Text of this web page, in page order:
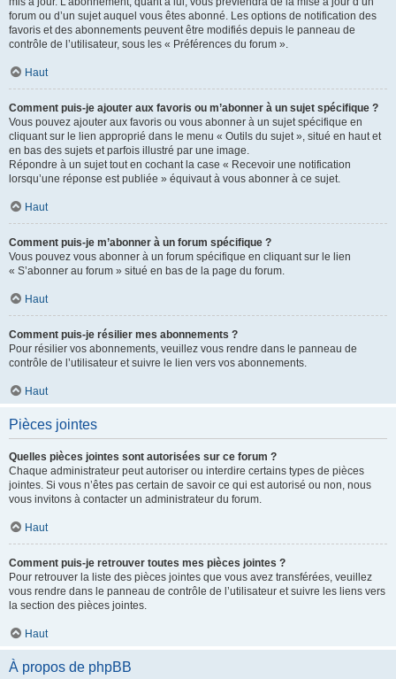
forum ou d’un sujet auquel vous êtes abonné. Les options de notification des
favoris et des abonnements peuvent être modifiés depuis le panneau de
contrôle de l’utilisateur, sous les « Préférences du forum ».
Haut
Comment puis-je ajouter aux favoris ou m’abonner à un sujet spécifique ?
Vous pouvez ajouter aux favoris ou vous abonner à un sujet spécifique en
cliquant sur le lien approprié dans le menu « Outils du sujet », situé en haut et
en bas des sujets et parfois illustré par une image.
Répondre à un sujet tout en cochant la case « Recevoir une notification
lorsqu’une réponse est publiée » équivaut à vous abonner à ce sujet.
Haut
Comment puis-je m’abonner à un forum spécifique ?
Vous pouvez vous abonner à un forum spécifique en cliquant sur le lien
« S’abonner au forum » situé en bas de la page du forum.
Haut
Comment puis-je résilier mes abonnements ?
Pour résilier vos abonnements, veuillez vous rendre dans le panneau de
contrôle de l’utilisateur et suivre le lien vers vos abonnements.
Haut
Pièces jointes
Quelles pièces jointes sont autorisées sur ce forum ?
Chaque administrateur peut autoriser ou interdire certains types de pièces
jointes. Si vous n’êtes pas certain de savoir ce qui est autorisé ou non, nous
vous invitons à contacter un administrateur du forum.
Haut
Comment puis-je retrouver toutes mes pièces jointes ?
Pour retrouver la liste des pièces jointes que vous avez transférées, veuillez
vous rendre dans le panneau de contrôle de l’utilisateur et suivre les liens vers
la section des pièces jointes.
Haut
À propos de phpBB